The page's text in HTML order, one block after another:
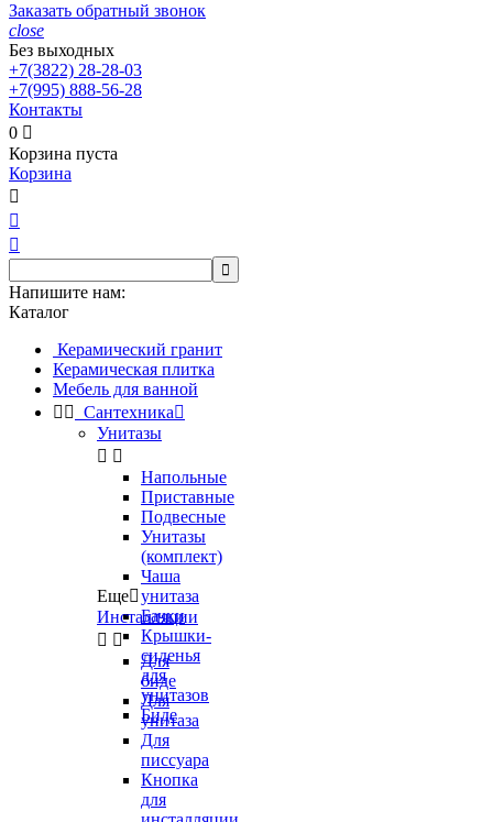
Заказать обратный звонок
close
Без выходных
+7(3822) 28-28-03
+7(995) 888-56-28
Контакты
0 
Корзина пуста
Корзина




Напишите нам:
Каталог
Керамический гранит
Керамическая плитка
Мебель для ванной
  Сантехника
Унитазы
 
Напольные
Приставные
Подвесные
Унитазы
(комплект)
Чаша
унитаза
Бачки
Крышки-
сиденья
для
унитазов
Биде
Еще
Инсталляции
 
Для
биде
Для
унитаза
Для
писсуара
Кнопка
для